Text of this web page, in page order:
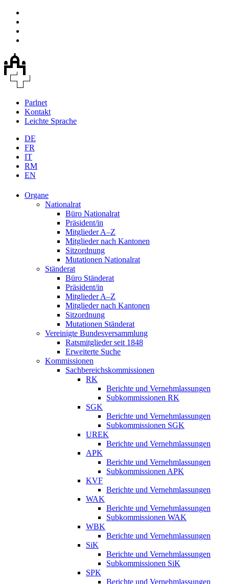
Parlnet
Kontakt
Leichte Sprache
DE
FR
IT
RM
EN
Organe
Nationalrat
Büro Nationalrat
Präsident/in
Mitglieder A–Z
Mitglieder nach Kantonen
Sitzordnung
Mutationen Nationalrat
Ständerat
Büro Ständerat
Präsident/in
Mitglieder A–Z
Mitglieder nach Kantonen
Sitzordnung
Mutationen Ständerat
Vereinigte Bundesversammlung
Ratsmitglieder seit 1848
Erweiterte Suche
Kommissionen
Sachbereichskommissionen
RK
Berichte und Vernehmlassungen
Subkommissionen RK
SGK
Berichte und Vernehmlassungen
Subkommissionen SGK
UREK
Berichte und Vernehmlassungen
APK
Berichte und Vernehmlassungen
Subkommissionen APK
KVF
Berichte und Vernehmlassungen
WAK
Berichte und Vernehmlassungen
Subkommissionen WAK
WBK
Berichte und Vernehmlassungen
SiK
Berichte und Vernehmlassungen
Subkommissionen SiK
SPK
Berichte und Vernehmlassungen